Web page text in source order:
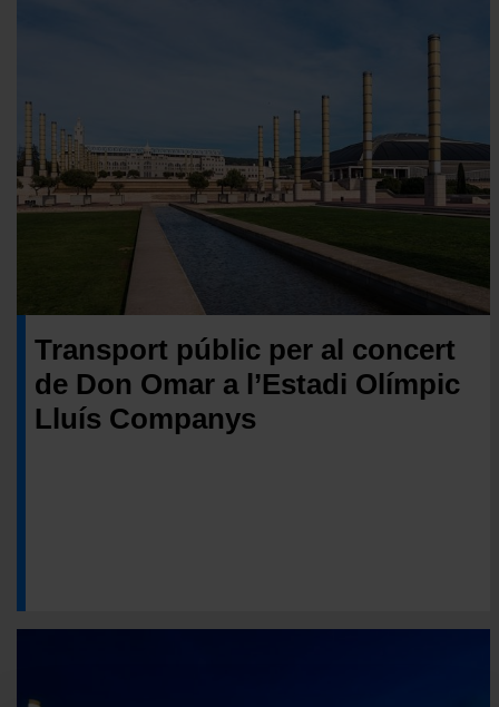
Transport públic per al concert
de Don Omar a l’Estadi Olímpic
Lluís Companys